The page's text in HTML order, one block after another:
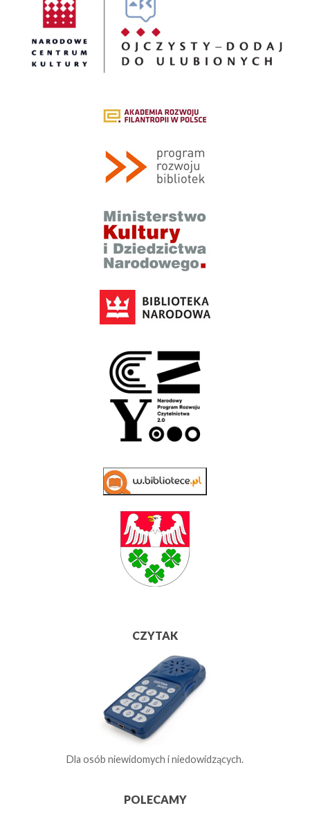
CZYTAK
Dla osób niewidomych i niedowidzących.
POLECAMY